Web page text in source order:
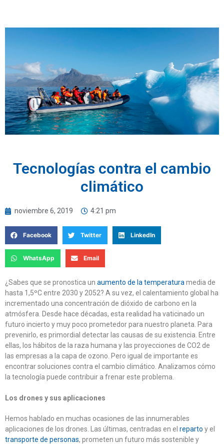
Tecnologías contra el cambio
climático
noviembre 6, 2019 4:21 pm
Facebook Twitter LinkedIn
WhatsApp Email
¿Sabes que se pronostica un aumento de la temperatura media de
hasta 1,5ºC entre 2030 y 2052? A su vez, el calentamiento global ha
incrementado una concentración de dióxido de carbono en la
atmósfera. Desde hace décadas, esta realidad ha vaticinado un
futuro incierto y muy poco prometedor para nuestro planeta. Para
prevenirlo, es primordial detectar las causas de su existencia. Entre
ellas, los hábitos de la raza humana y las proyecciones de CO2 de
las empresas a la capa de ozono. Pero igual de importante es
encontrar soluciones contra el cambio climático. Analizamos cómo
la tecnología puede contribuir a frenar este problema.
Los drones y sus aplicaciones
Hemos hablado en muchas ocasiones de las innumerables
aplicaciones de los drones. Las últimas, centradas en el reparto y el
transporte de personas, prometen un futuro más sostenible y